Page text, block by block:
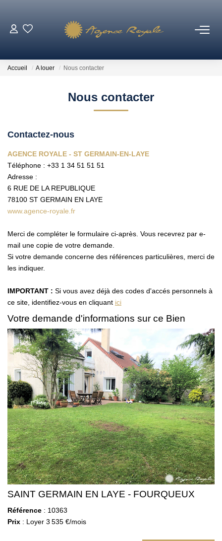
LOCATIONS
NOTRE AGENCE
Qui Sommes-Nous ?
Nos Actualités
Avis Clients
CONTACT
EN
Accueil A louer Nous contacter
Nous contacter
Contactez-nous
AGENCE ROYALE - ST GERMAIN-EN-LAYE
Téléphone : +33 1 34 51 51 51
Adresse :
6 RUE DE LA REPUBLIQUE
78100 ST GERMAIN EN LAYE
www.agence-royale.fr
Merci de compléter le formulaire ci-après. Vous recevrez par e-
mail une copie de votre demande.
Si votre demande concerne des références particulières, merci de
les indiquer.
IMPORTANT : Si vous avez déjà des codes d'accés personnels à
ce site, identifiez-vous en cliquant ici
Votre demande d'informations sur ce Bien
SAINT GERMAIN EN LAYE - FOURQUEUX
Référence : 10363
Prix : Loyer 3 535 €/mois